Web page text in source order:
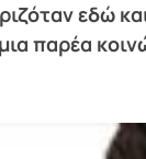
εδώ
παρέα